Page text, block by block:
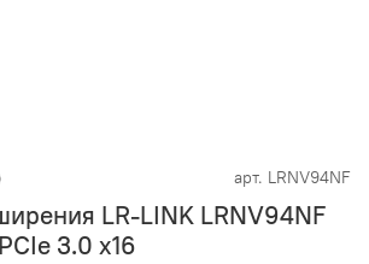
арт. LRNV94NF
LR-LINK LRNV94NF
3.0 x16